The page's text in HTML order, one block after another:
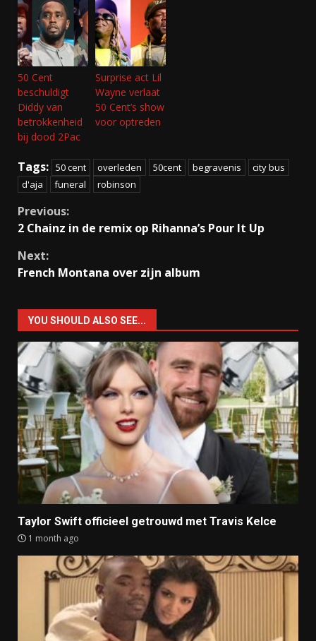
50 Cent
beschuldigt
Diddy van
betrokkenheid
bij dood 2Pac
Surprise act Lil
Wayne verlaat
50 Cent’s show
voor optreden
Tags: 50 cent overleden 50cent begravenis
city bus
d'aja
funeral robinson
Continue
Previous:
2 Chainz in de remix op Rihanna’s Pour It Up
Next:
French Montana over zijn album
YOU SHOULD ALSO SEE...
Taylor Swift officieel getrouwd met Travis Kelce
1 month ago